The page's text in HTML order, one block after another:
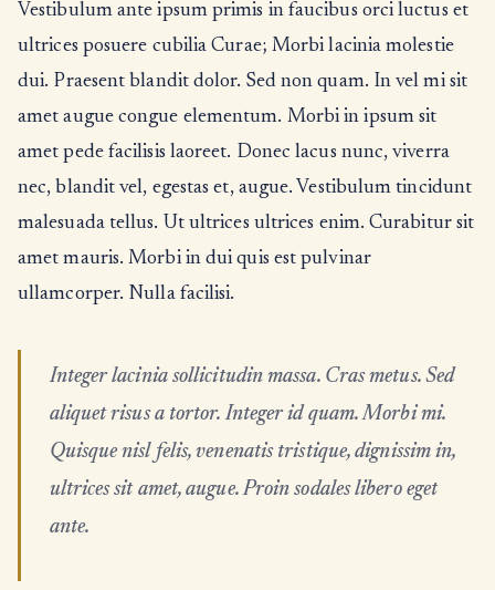
Vestibulum ante ipsum primis in faucibus orci luctus et
ultrices posuere cubilia Curae; Morbi lacinia molestie
dui. Praesent blandit dolor. Sed non quam. In vel mi sit
amet augue congue elementum. Morbi in ipsum sit
amet pede facilisis laoreet. Donec lacus nunc, viverra
nec, blandit vel, egestas et, augue. Vestibulum tincidunt
malesuada tellus. Ut ultrices ultrices enim. Curabitur sit
amet mauris. Morbi in dui quis est pulvinar
ullamcorper. Nulla facilisi.
Integer lacinia sollicitudin massa. Cras metus. Sed
aliquet risus a tortor. Integer id quam. Morbi mi.
Quisque nisl felis, venenatis tristique, dignissim in,
ultrices sit amet, augue. Proin sodales libero eget
ante.